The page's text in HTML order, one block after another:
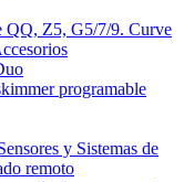
QQ, Z5, G5/7/9. Curve
programable
y Sistemas de
remoto